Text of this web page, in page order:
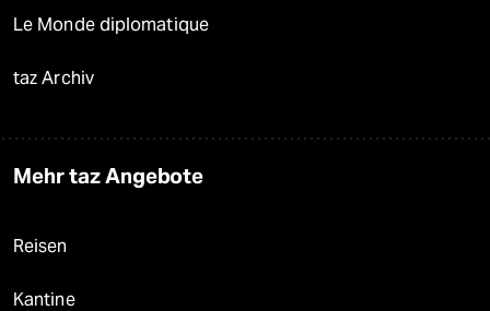
Le Monde diplomatique
taz Archiv
Mehr taz Angebote
Reisen
Kantine